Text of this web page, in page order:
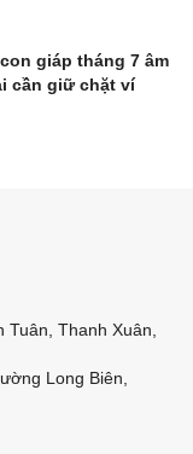
giáp tháng 7 âm
cần giữ chặt ví
Thanh Xuân,
Long Biên,